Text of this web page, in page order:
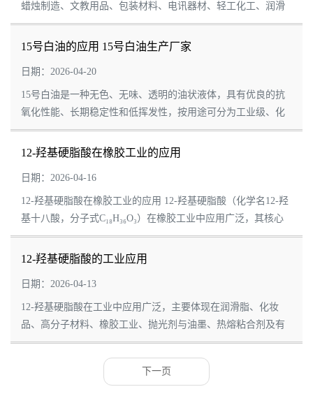
蜡烛制造、文教用品、包装材料、电讯器材、轻工化工、润滑
与防护、食品与药品等多个行业，以下是对其具体应用的详细
介绍： 蜡烛制造：58...
15号白油的应用 15号白油生产厂家
日期：2026-04-20
15号白油是一种无色、无味、透明的油状液体，具有优良的抗
氧化性能、长期稳定性和低挥发性，按用途可分为工业级、化
妆品级、食品级和医药级，各类型的应用如下： 一、15号工业
级白油 润滑与防锈 ...
12-羟基硬脂酸在橡胶工业的应用
日期：2026-04-16
12-羟基硬脂酸在橡胶工业的应用 12-羟基硬脂酸（化学名12-羟
基十八酸，分子式C₁₈H₃₆O₃）在橡胶工业中应用广泛，其核心
作用源于分子结构中的羟基（-OH）和长链烷基，赋予其润滑
性、热稳定性及分散性。具体应用场...
12-羟基硬脂酸的工业应用
日期：2026-04-13
12-羟基硬脂酸在工业中应用广泛，主要体现在润滑脂、化妆
品、高分子材料、橡胶工业、抛光剂与油墨、热熔粘合剂及有
机合成中间体等领域。以下是具体应用介绍： 润滑脂：12-羟基
硬脂酸是制造高性能...
下一页